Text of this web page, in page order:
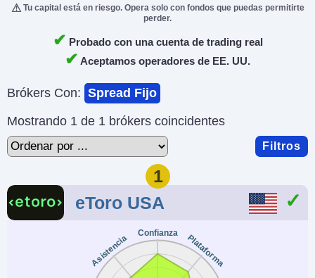
Tu capital está en riesgo. Opera solo con fondos que puedas permitirte
perder.
✔ Probado con una cuenta de trading real
✔ Aceptamos operadores de EE. UU.
Brókers Con: Spread Fijo
Mostrando 1 de 1 brókers coincidentes
Filtros
1
eToro USA
Confianza Plataforma
Asistencia